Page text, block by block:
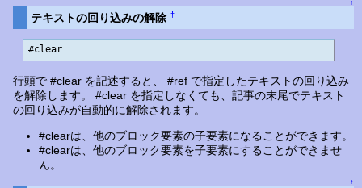
↑
テキストの回り込みの解除 †
#clear
行頭で #clear を記述すると、 #ref で指定したテキストの回り込み
を解除します。 #clear を指定しなくても、記事の末尾でテキスト
の回り込みが自動的に解除されます。
#clearは、他のブロック要素の子要素になることができます。
#clearは、他のブロック要素を子要素にすることができませ
ん。
↑